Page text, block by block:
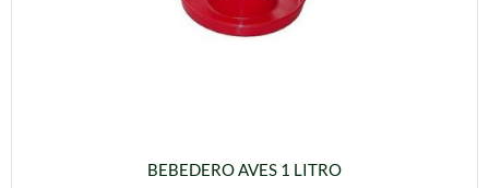
BEBEDERO AVES 1 LITRO